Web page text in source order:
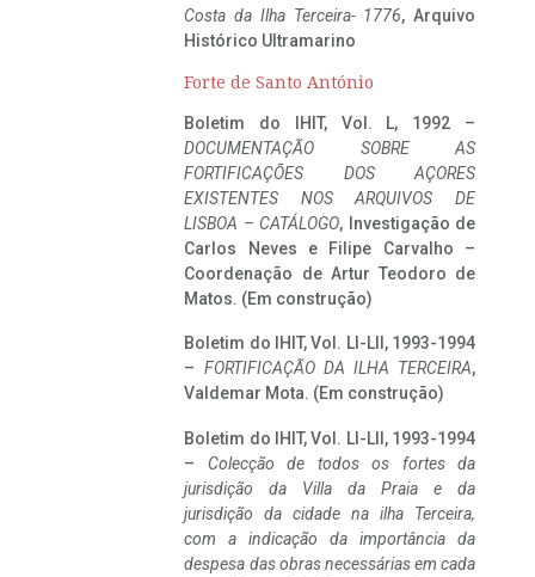
Costa da Ilha Terceira- 1776, Arquivo
Histórico Ultramarino
Forte de Santo António
Boletim do IHIT, Vol. L, 1992 –
DOCUMENTAÇÃO SOBRE AS
FORTIFICAÇÕES DOS AÇORES
EXISTENTES NOS ARQUIVOS DE
LISBOA – CATÁLOGO, Investigação de
Carlos Neves e Filipe Carvalho –
Coordenação de Artur Teodoro de
Matos. (Em construção)
Boletim do IHIT, Vol. LI-LII, 1993-1994
– FORTIFICAÇÃO DA ILHA TERCEIRA,
Valdemar Mota. (Em construção)
Boletim do IHIT, Vol. LI-LII, 1993-1994
– Colecção de todos os fortes da
jurisdição da Villa da Praia e da
jurisdição da cidade na ilha Terceira,
com a indicação da importância da
despesa das obras necessárias em cada